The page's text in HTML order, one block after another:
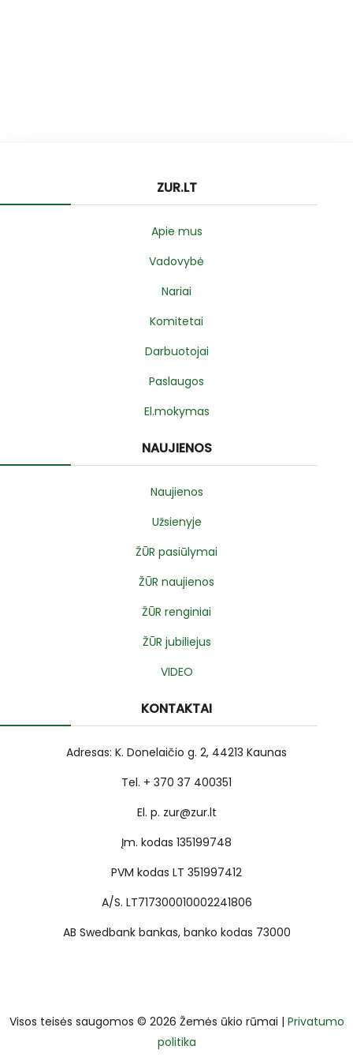
ZUR.LT
Apie mus
Vadovybė
Nariai
Komitetai
Darbuotojai
Paslaugos
El.mokymas
NAUJIENOS
Naujienos
Užsienyje
ŽŪR pasiūlymai
ŽŪR naujienos
ŽŪR renginiai
ŽŪR jubiliejus
VIDEO
KONTAKTAI
Adresas: K. Donelaičio g. 2, 44213 Kaunas
Tel. + 370 37 400351
El. p. zur@zur.lt
Įm. kodas 135199748
PVM kodas LT 351997412
A/S. LT717300010002241806
AB Swedbank bankas, banko kodas 73000
Visos teisės saugomos © 2026 Žemės ūkio rūmai | Privatumo
politika